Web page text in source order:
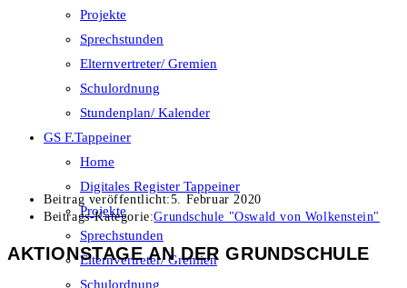
Projekte
Sprechstunden
Elternvertreter/ Gremien
Schulordnung
Stundenplan/ Kalender
GS F.Tappeiner
Home
Digitales Register Tappeiner
Projekte
Sprechstunden
Elternvertreter/ Gremien
Schulordnung
Beitrag veröffentlicht:5. Februar 2020
Beitrags-Kategorie:Grundschule "Oswald von Wolkenstein"
AKTIONSTAGE AN DER GRUNDSCHULE